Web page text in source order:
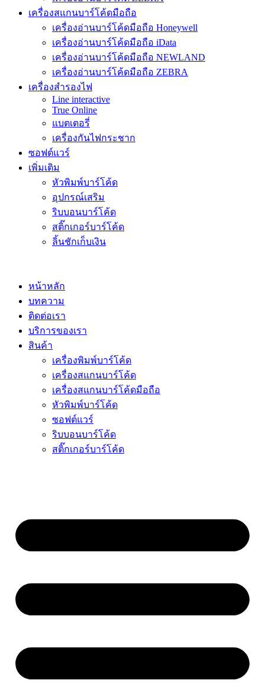
เครื่องสแกนบาร์โค้ดมือถือ
เครื่องอ่านบาร์โค้ดมือถือ Honeywell
เครื่องอ่านบาร์โค้ดมือถือ iData
เครื่องอ่านบาร์โค้ดมือถือ NEWLAND
เครื่องอ่านบาร์โค้ดมือถือ ZEBRA
เครื่องสำรองไฟ
Line interactive
True Online
แบตเตอรี่
เครื่องกันไฟกระชาก
ซอฟต์แวร์
เพิ่มเติม
หัวพิมพ์บาร์โค้ด
อุปกรณ์เสริม
ริบบอนบาร์โค้ด
สติ๊กเกอร์บาร์โค้ด
ลิ้นชักเก็บเงิน
หน้าหลัก
บทความ
ติดต่อเรา
บริการของเรา
สินค้า
เครื่องพิมพ์บาร์โค้ด
เครื่องสแกนบาร์โค้ด
เครื่องสแกนบาร์โค้ดมือถือ
หัวพิมพ์บาร์โค้ด
ซอฟต์แวร์
ริบบอนบาร์โค้ด
สติ๊กเกอร์บาร์โค้ด